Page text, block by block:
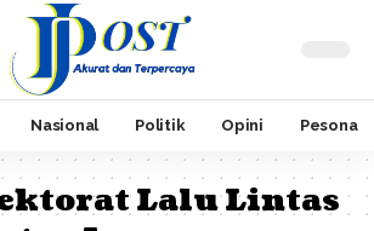
Nasional Politik Opini Pesona
Lalu Lintas